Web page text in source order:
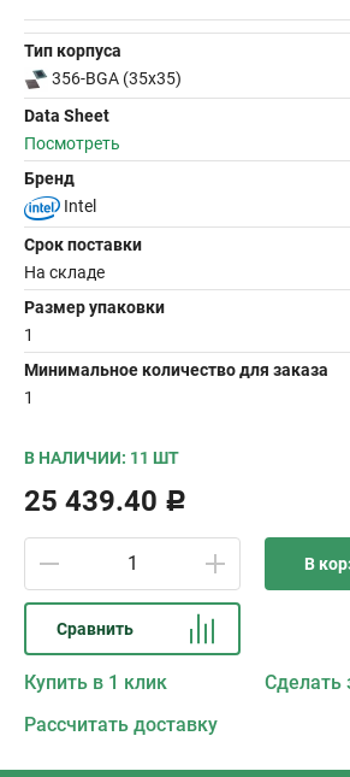
Тип корпуса
356-BGA (35x35)
Data Sheet
Посмотреть
Бренд
Intel
Срок поставки
На складе
Размер упаковки
1
Минимальное количество для заказа
1
В НАЛИЧИИ: 11 ШТ
25 439.40 Р
В
Сравнить
Купить в 1 клик
Сделать
Рассчитать доставку